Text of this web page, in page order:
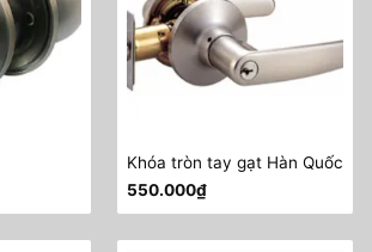
Khóa tròn tay gạt Hàn Quốc
550.000₫